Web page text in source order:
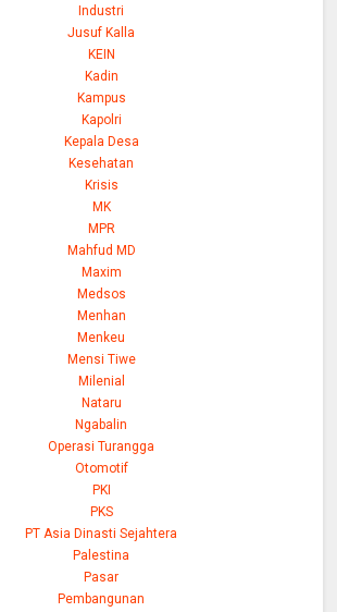
Industri
Jusuf Kalla
KEIN
Kadin
Kampus
Kapolri
Kepala Desa
Kesehatan
Krisis
MK
MPR
Mahfud MD
Maxim
Medsos
Menhan
Menkeu
Mensi Tiwe
Milenial
Nataru
Ngabalin
Operasi Turangga
Otomotif
PKI
PKS
PT Asia Dinasti Sejahtera
Palestina
Pasar
Pembangunan